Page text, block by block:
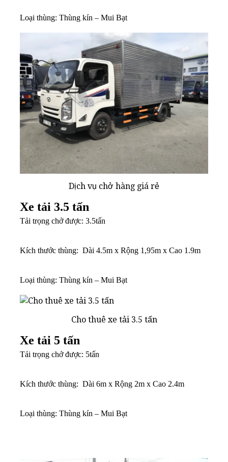
Loại thùng: Thùng kín – Mui Bạt
Dịch vụ chở hàng giá rẻ
Xe tải 3.5 tấn
Tải trọng chở được: 3.5tấn
Kích thước thùng: Dài 4.5m x Rộng 1,95m x Cao 1.9m
Loại thùng: Thùng kín – Mui Bạt
Cho thuê xe tải 3.5 tấn
Xe tải 5 tấn
Tải trọng chở được: 5tấn
Kích thước thùng: Dài 6m x Rộng 2m x Cao 2.4m
Loại thùng: Thùng kín – Mui Bạt